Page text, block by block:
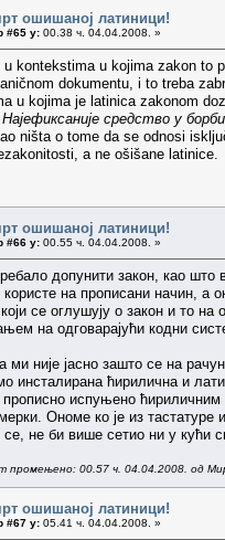
ошишаној латиници!
#65 у: 00.38 ч. 04.04.2008. »
u kontekstima u kojima zakon to
dokumentu, i to treba
u kojima je latinica zakonom
Најефиксаније средство у
ništa o tome da se odnosi
a ne ošišane latinice.
ошишаној латиници!
#66 у: 00.55 ч. 04.04.2008. »
допунити закон, као што
на прописани начин, а
који се оглушују о закон и то
на одговарајући кодни
ми није јасно зашто се на
инсталирана ћирилична и
прописно испуњено
Ономе ко је из тастатуре
не би више сетио ни у кући
промењено: 00.57 ч. 04.04.2008. од
ошишаној латиници!
#67 у: 05.41 ч. 04.04.2008. »